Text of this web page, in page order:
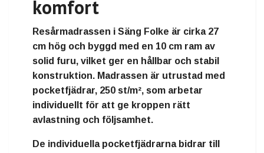
komfort
Resårmadrassen i Säng Folke är cirka 27
cm hög och byggd med en 10 cm ram av
solid furu, vilket ger en hållbar och stabil
konstruktion. Madrassen är utrustad med
pocketfjädrar, 250 st/m², som arbetar
individuellt för att ge kroppen rätt
avlastning och följsamhet.
De individuella pocketfjädrarna bidrar till